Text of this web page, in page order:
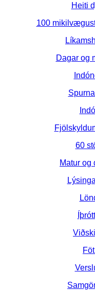
Heiti
100
Dagar og
60
Matur og